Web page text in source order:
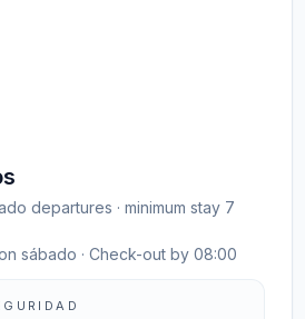
departures · minimum stay 7
sábado · Check-out by 08:00